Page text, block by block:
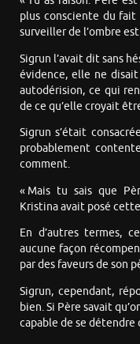
plus consciente du fait
surveiller de l’ombre
Sigrun l’avait dit sans
évidence, elle ne
autodérision, ce qui
de ce qu’elle croyait
Sigrun s’était
probablement
comment.
« Mais tu sais que
Kristina avait posé
En d’autres termes,
aucune façon
par des faveurs de son
Sigrun, cependant,
bien. Si Père savait
capable de se détendre